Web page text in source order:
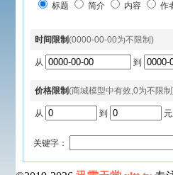
标题 简介 内容 作
时间限制(0000-00-00为不限制)
从 到
价格限制(商城模型中有效,0为不限
从 到
关键字：